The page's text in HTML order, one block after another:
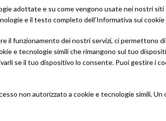
adottate e su come vengono usate nei nostri
e il testo completo dell’Informativa sui
il funzionamento dei nostri servizi, ci permettono
e tecnologie simili che rimangono sul tuo
se il tuo dispositivo lo consente. Puoi gestire i
non autorizzato a cookie e tecnologie simili.